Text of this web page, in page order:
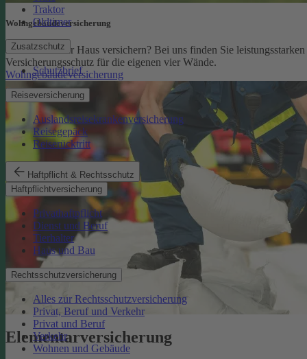
Traktor
Oldtimer
Zusatzschutz
Schutzbrief
Reiseversicherung
Auslandsreisekrankenversicherung
Reisegepäck
Reiserücktritt
Haftpflicht & Rechtsschutz
Haftpflichtversicherung
Privathaftpflicht
Dienst und Beruf
Tierhalter
Haus und Bau
Rechtsschutzversicherung
Alles zur Rechtsschutzversicherung
Privat, Beruf und Verkehr
Privat und Beruf
Verkehr
Wohnen und Gebäude
Wohngebäude­versicherung
Sie möchten Ihr Haus versichern? Bei uns finden Sie leistungsstarken
Versicherungsschutz für die eigenen vier Wände.
Wohngebäudeversicherung
Elementarversicherung